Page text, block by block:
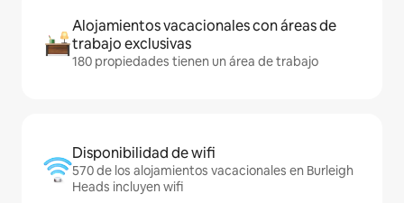
Alojamientos vacacionales con áreas de
trabajo exclusivas
180 propiedades tienen un área de trabajo
Disponibilidad de wifi
570 de los alojamientos vacacionales en Burleigh
Heads incluyen wifi